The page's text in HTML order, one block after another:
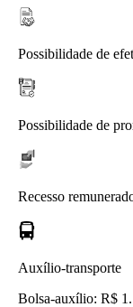
Possibilidade de
Possibilidade de
Recesso
Auxílio-transporte
Bolsa-auxílio: R$